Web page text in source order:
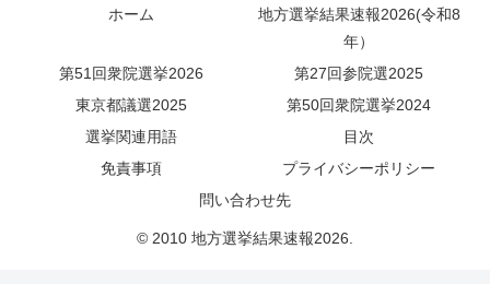
ホーム
地方選挙結果速報2026(令和8
年）
第51回衆院選挙2026
第27回参院選2025
東京都議選2025
第50回衆院選挙2024
選挙関連用語
目次
免責事項
プライバシーポリシー
問い合わせ先
© 2010 地方選挙結果速報2026.